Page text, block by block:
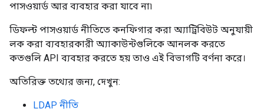
পাসওয়ার্ড আর ব্যবহার করা যাবে না৷
ডিফল্ট পাসওয়ার্ড নীতিতে কনফিগার করা অ্যাট্রিবিউট অনুযায়ী
লক করা ব্যবহারকারী অ্যাকাউন্টগুলিকে আনলক করতে
কতগুলি API ব্যবহার করতে হয় তাও এই বিভাগটি বর্ণনা করে।
অতিরিক্ত তথ্যের জন্য, দেখুন:
LDAP নীতি